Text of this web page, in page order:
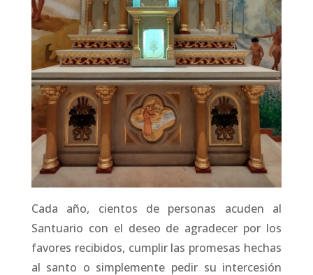
Cada año, cientos de personas acuden al
Santuario con el deseo de agradecer por los
favores recibidos, cumplir las promesas hechas
al santo o simplemente pedir su intercesión